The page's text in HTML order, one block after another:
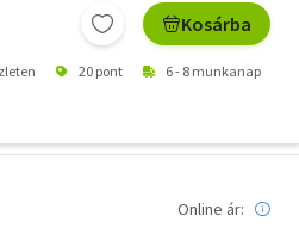
Kosárba
20 pont 6 - 8 munkanap
Online ár: